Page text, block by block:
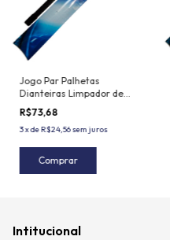
Jogo Par Palhetas
Dianteiras Limpador de
Para-Brisa Honda WR-V -
2017 em diante
R$73,68
3xdeR$24,56sem juros
Comprar
Intitucional